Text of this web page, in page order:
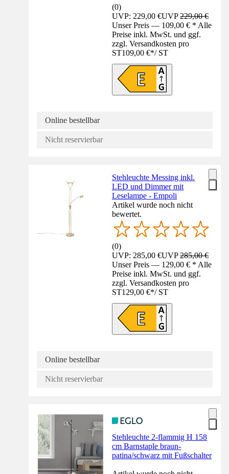
(0)
UVP: 229,00 €UVP229,00 €
Unser Preis — 109,00 € * Alle
Preise inkl. MwSt. und ggf.
zzgl. Versandkosten pro
ST109,00 €*/ ST
Online bestellbar
Nicht reservierbar
Stehleuchte Messing inkl.
LED und Dimmer mit
Leselampe - Empoli
Artikel wurde noch nicht
bewertet.
(0)
UVP: 285,00 €UVP285,00 €
Unser Preis — 129,00 € * Alle
Preise inkl. MwSt. und ggf.
zzgl. Versandkosten pro
ST129,00 €*/ ST
Online bestellbar
Nicht reservierbar
Stehleuchte 2-flammig H 158
cm Barnstaple braun-
patina/schwarz mit Fußschalter